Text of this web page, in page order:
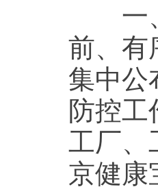
一、
前、有
集中公
防控
工厂、
京健康